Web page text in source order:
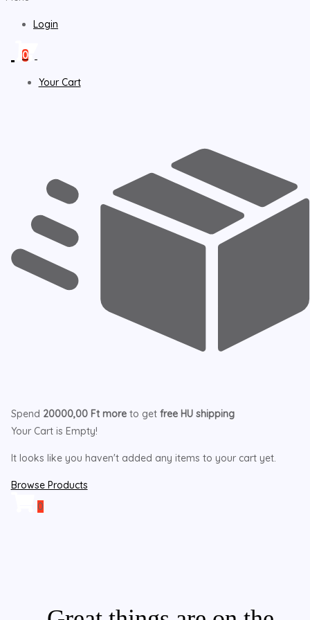
Login
0
0
Your Cart
Spend 20000,00 Ftmoreto get free HUshipping
Your Cart is Empty!
It looks like you haven't added any items to your cart yet.
Browse Products